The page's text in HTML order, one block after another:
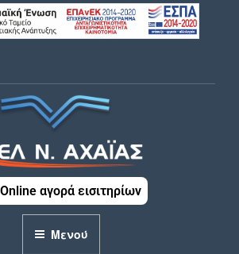
Online αγορά εισιτηρίων
Μενού